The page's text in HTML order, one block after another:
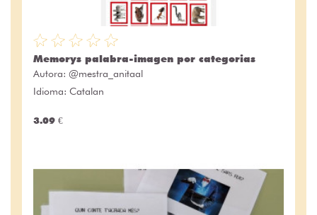
Memorys palabra-imagen por categorias
Autora: @mestra_anitaal
Idioma: Catalan
3.09 €